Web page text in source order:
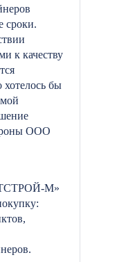
сроки.
к качеству
хотелось бы
ООО
М»